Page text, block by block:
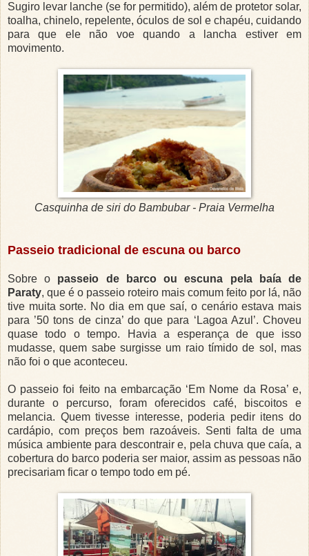
Sugiro levar lanche (se for permitido), além de protetor solar,
toalha, chinelo, repelente, óculos de sol e chapéu, cuidando
para que ele não voe quando a lancha estiver em
movimento.
Casquinha de siri do Bambubar - Praia Vermelha
Passeio tradicional de escuna ou barco
Sobre o passeio de barco ou escuna pela baía de
Paraty, que é o passeio roteiro mais comum feito por lá, não
tive muita sorte. No dia em que saí, o cenário estava mais
para ’50 tons de cinza’ do que para ‘Lagoa Azul’. Choveu
quase todo o tempo. Havia a esperança de que isso
mudasse, quem sabe surgisse um raio tímido de sol, mas
não foi o que aconteceu.
O passeio foi feito na embarcação ‘Em Nome da Rosa’ e,
durante o percurso, foram oferecidos café, biscoitos e
melancia. Quem tivesse interesse, poderia pedir itens do
cardápio, com preços bem razoáveis. Senti falta de uma
música ambiente para descontrair e, pela chuva que caía, a
cobertura do barco poderia ser maior, assim as pessoas não
precisariam ficar o tempo todo em pé.